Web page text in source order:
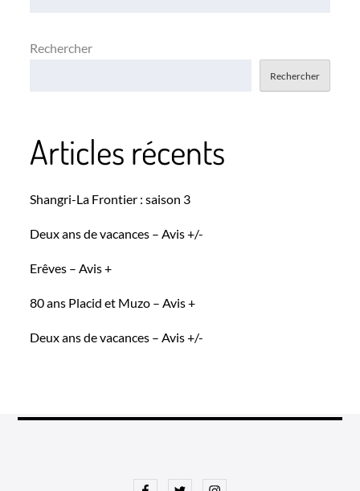
Rechercher
Rechercher
Articles récents
Shangri-La Frontier : saison 3
Deux ans de vacances – Avis +/-
Erêves – Avis +
80 ans Placid et Muzo – Avis +
Deux ans de vacances – Avis +/-